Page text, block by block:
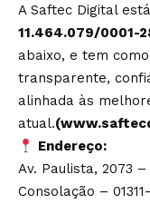
A Saftec Digital
11.464.079/0001-
abaixo, e tem
transparente,
alinhada às
atual.
Endereço:
Av. Paulista, 2073
Consolação –